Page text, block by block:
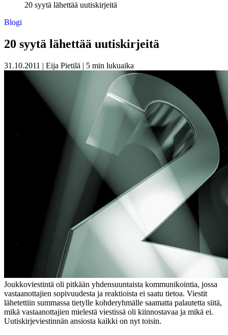
20 syytä lähettää uutiskirjeitä
Blogi
20 syytä lähettää uutiskirjeitä
31.10.2011 | Eija Pietilä | 5 min lukuaika
Joukkoviestintä oli pitkään yhdensuuntaista kommunikointia, jossa
vastaanottajien sopivuudesta ja reaktioista ei saatu tietoa. Viestit
lähetettiin summassa tietylle kohderyhmälle saamatta palautetta siitä,
mikä vastaanottajien mielestä viestissä oli kiinnostavaa ja mikä ei.
Uutiskirjeviestinnän ansiosta kaikki on nyt toisin.